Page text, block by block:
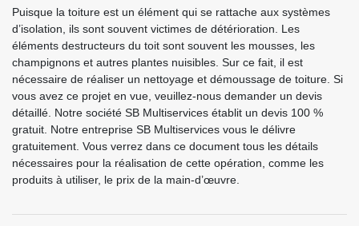
Puisque la toiture est un élément qui se rattache aux systèmes
d’isolation, ils sont souvent victimes de détérioration. Les
éléments destructeurs du toit sont souvent les mousses, les
champignons et autres plantes nuisibles. Sur ce fait, il est
nécessaire de réaliser un nettoyage et démoussage de toiture. Si
vous avez ce projet en vue, veuillez-nous demander un devis
détaillé. Notre société SB Multiservices établit un devis 100 %
gratuit. Notre entreprise SB Multiservices vous le délivre
gratuitement. Vous verrez dans ce document tous les détails
nécessaires pour la réalisation de cette opération, comme les
produits à utiliser, le prix de la main-d’œuvre.